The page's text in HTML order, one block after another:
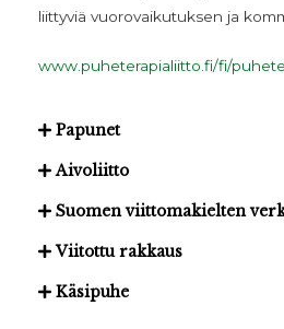
liittyviä vuorovaikutuksen ja
www.puheterapialiitto.fi/fi/
Papunet
Aivoliitto
Suomen viittomakielten
Viitottu rakkaus
Käsipuhe